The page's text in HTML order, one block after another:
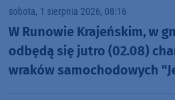
sobota, 1 sierpnia 2026, 08:16
W Runowie Krajeńskim, w
odbędą się jutro (02.08)
wraków samochodowych